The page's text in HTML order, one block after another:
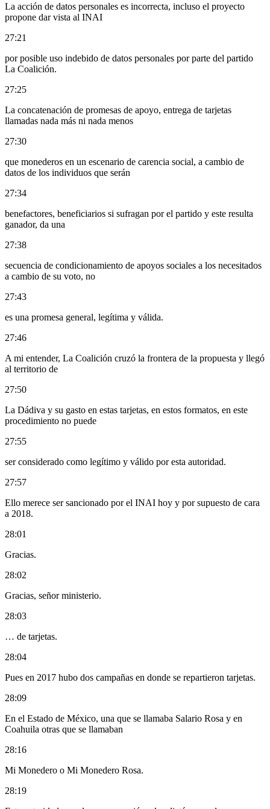
La acción de datos personales es incorrecta, incluso el proyecto
propone dar vista al INAI
27:21
por posible uso indebido de datos personales por parte del partido
La Coalición.
27:25
La concatenación de promesas de apoyo, entrega de tarjetas
llamadas nada más ni nada menos
27:30
que monederos en un escenario de carencia social, a cambio de
datos de los individuos que serán
27:34
benefactores, beneficiarios si sufragan por el partido y este resulta
ganador, da una
27:38
secuencia de condicionamiento de apoyos sociales a los necesitados
a cambio de su voto, no
27:43
es una promesa general, legítima y válida.
27:46
A mi entender, La Coalición cruzó la frontera de la propuesta y llegó
al territorio de
27:50
La Dádiva y su gasto en estas tarjetas, en estos formatos, en este
procedimiento no puede
27:55
ser considerado como legítimo y válido por esta autoridad.
27:57
Ello merece ser sancionado por el INAI hoy y por supuesto de cara
a 2018.
28:01
Gracias.
28:02
Gracias, señor ministerio.
28:03
… de tarjetas.
28:04
Pues en 2017 hubo dos campañas en donde se repartieron tarjetas.
28:09
En el Estado de México, una que se llamaba Salario Rosa y en
Coahuila otras que se llamaban
28:16
Mi Monedero o Mi Monedero Rosa.
28:19